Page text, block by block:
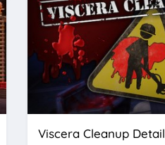
Viscera Cleanup Detail